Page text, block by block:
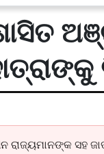
ରାଜ୍ୟମାନଙ୍କ ସହ